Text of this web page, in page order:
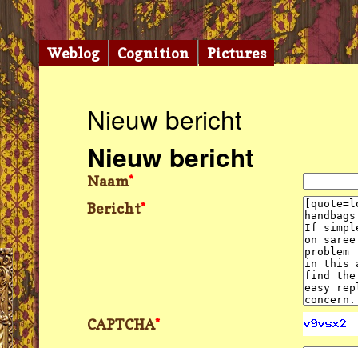
Nieuw bericht
Nieuw bericht
Naam*
Bericht*
CAPTCHA*
Weblog Cognition Pictures